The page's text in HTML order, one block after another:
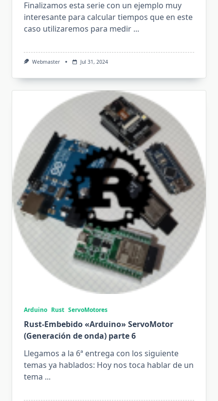
Finalizamos esta serie con un ejemplo muy
interesante para calcular tiempos que en este
caso utilizaremos para medir ...
Webmaster Jul 31, 2024
Arduino Rust ServoMotores
Rust-Embebido «Arduino» ServoMotor
(Generación de onda) parte 6
Llegamos a la 6ª entrega con los siguiente
temas ya hablados: Hoy nos toca hablar de un
tema ...